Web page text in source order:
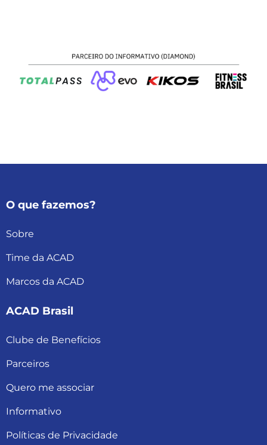
O que fazemos?
Sobre
Time da ACAD
Marcos da ACAD
ACAD Brasil
Clube de Benefícios
Parceiros
Quero me associar
Informativo
Políticas de Privacidade